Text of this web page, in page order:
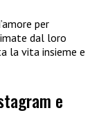
per
dal loro
la vita insieme e
e